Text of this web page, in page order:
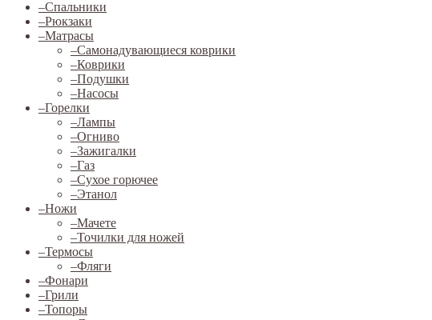
–Спальники
–Рюкзаки
–Матрасы
–Самонадувающиеся коврики
–Коврики
–Подушки
–Насосы
–Горелки
–Лампы
–Огниво
–Зажигалки
–Газ
–Сухое горючее
–Этанол
–Ножи
–Мачете
–Точилки для ножей
–Термосы
–Фляги
–Фонари
–Грили
–Топоры